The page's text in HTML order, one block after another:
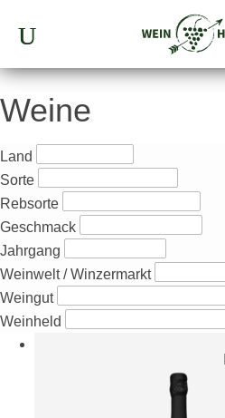
Weine
Land
Sorte
Rebsorte
Geschmack
Jahrgang
Weinwelt / Winzermarkt
Weingut
Weinheld